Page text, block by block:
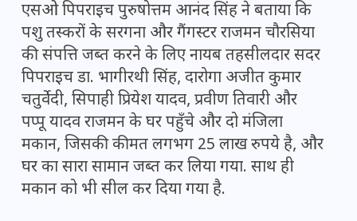
एसओ पिपराइच पुरुषोत्तम आनंद सिंह ने बताया कि
पशु तस्करों के सरगना और गैंगस्टर राजमन चौरसिया
की संपत्ति जब्त करने के लिए नायब तहसीलदार सदर
पिपराइच डा. भागीरथी सिंह, दारोगा अजीत कुमार
चतुर्वेदी, सिपाही प्रियेश यादव, प्रवीण तिवारी और
पप्पू यादव राजमन के घर पहुँचे और दो मंजिला
मकान, जिसकी कीमत लगभग 25 लाख रुपये है, और
घर का सारा सामान जब्त कर लिया गया. साथ ही
मकान को भी सील कर दिया गया है.